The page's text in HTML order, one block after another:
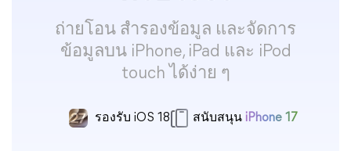
ถ่ายโอน สำรองข้อมูล และจัดการ
ข้อมูลบน iPhone, iPad และ iPod
touch ได้ง่าย ๆ
รองรับ iOS 18 สนับสนุน iPhone 17